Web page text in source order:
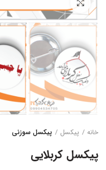
خانه پیکسل پیکسل سوزنی
پیکسل کربلایی